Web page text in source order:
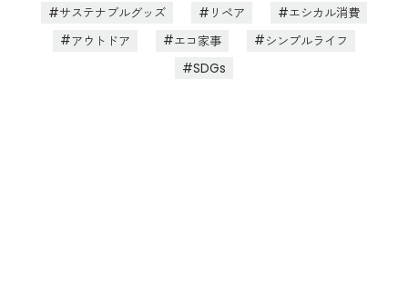
サステナブルグッズ リペア
エシカル消費
アウトドア
エコ家事
シンプルライフ
SDGs